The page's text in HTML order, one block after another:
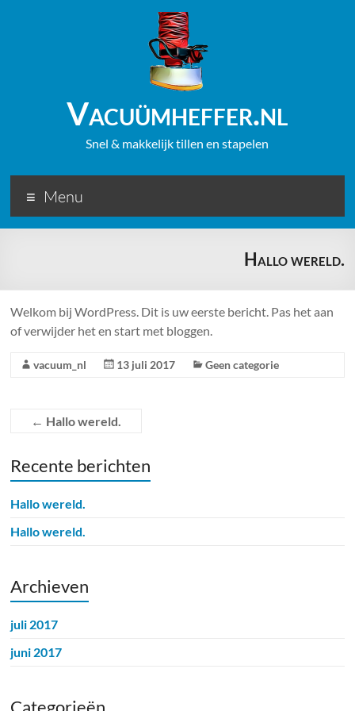
Vacuümheffer.nl
Snel & makkelijk tillen en stapelen
Menu
Hallo wereld.
Welkom bij WordPress. Dit is uw eerste bericht. Pas het aan
of verwijder het en start met bloggen.
vacuum_nl 13 juli 2017 Geen categorie
← Hallo wereld.
Recente berichten
Hallo wereld.
Hallo wereld.
Archieven
juli 2017
juni 2017
Categorieën